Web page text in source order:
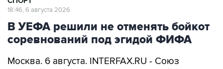
18:46, 6 августа 2026
В УЕФА решили не отменять бойкот
соревнований под эгидой ФИФА
Москва. 6 августа. INTERFAX.RU - Союз